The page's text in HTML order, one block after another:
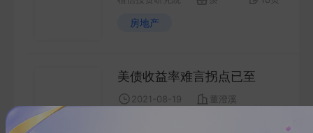
房地产
美债收益率难言拐点已至
2021-08-19
董澄溪